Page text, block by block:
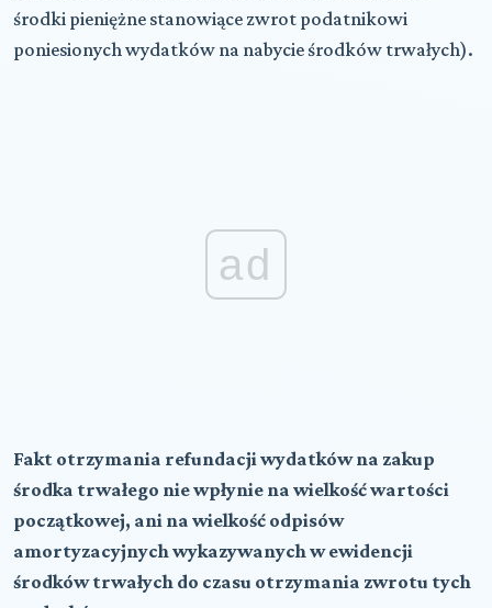
środki pieniężne stanowiące zwrot podatnikowi
poniesionych wydatków na nabycie środków trwałych).
ad
Fakt otrzymania refundacji wydatków na zakup
środka trwałego nie wpłynie na wielkość wartości
początkowej, ani na wielkość odpisów
amortyzacyjnych wykazywanych w ewidencji
środków trwałych do czasu otrzymania zwrotu tych